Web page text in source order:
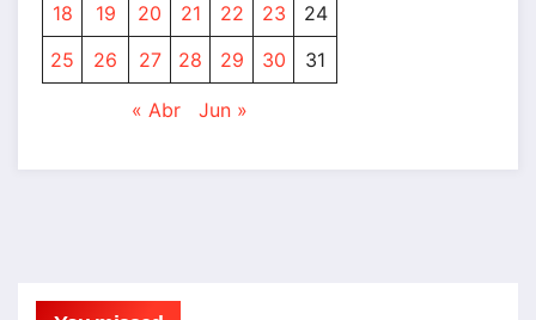
18
19 20 21 22 23
24
25
26 27 28 29 30 31
« Abr Jun »